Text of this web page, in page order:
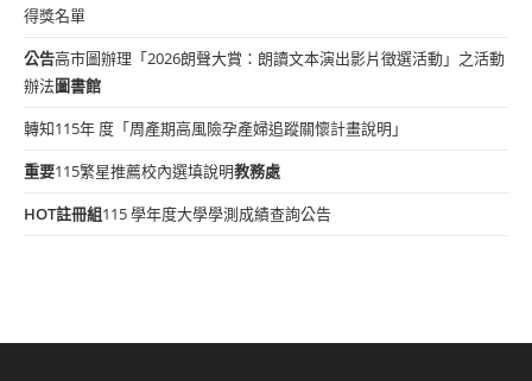
得獎名單
公告高市圖辦理「2026朗聲大賞：朗讀文本演出影片徵選活動」之活動
辦法圖書館
轉知115年 度「周產期高風險孕產婦追蹤關懷計畫說明」
重要115繁星推薦校內選填說明教務處
HOT註冊組115 學年度大學學測成績查詢公告